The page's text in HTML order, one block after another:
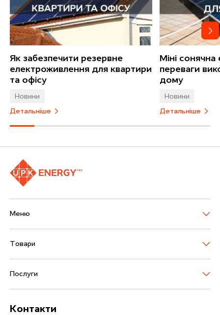
Як забезпечити резервне
електроживлення для квартири
та офісу
Новини
Детальніше
Міні сонячна
переваги
дому
Новини
Детальніше
Меню
Товари
Послуги
Контакти